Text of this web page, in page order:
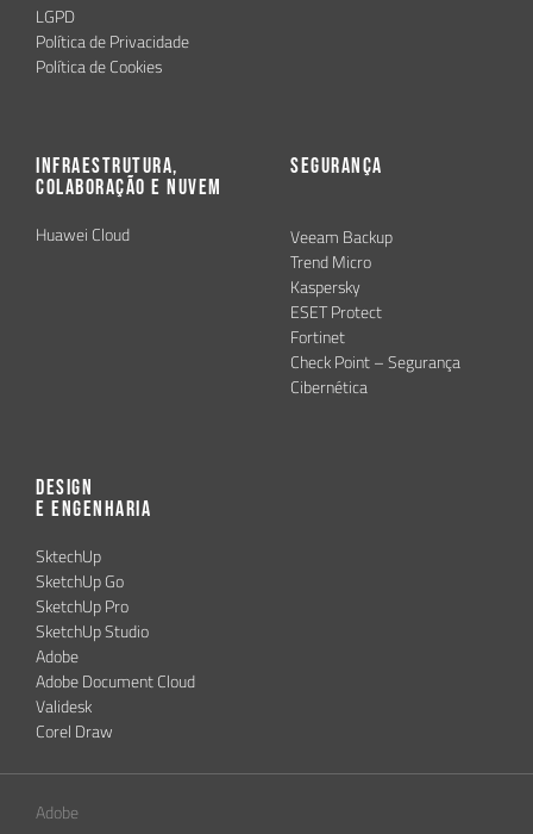
LGPD
Política de Privacidade
Política de Cookies
Infraestrutura,
Colaboração e Nuvem
Huawei Cloud
Segurança
Veeam Backup
Trend Micro
Kaspersky
ESET Protect
Fortinet
Check Point – Segurança
Cibernética
Design
e Engenharia
SktechUp
SketchUp Go
SketchUp Pro
SketchUp Studio
Adobe
Adobe Document Cloud
Validesk
Corel Draw
Adobe